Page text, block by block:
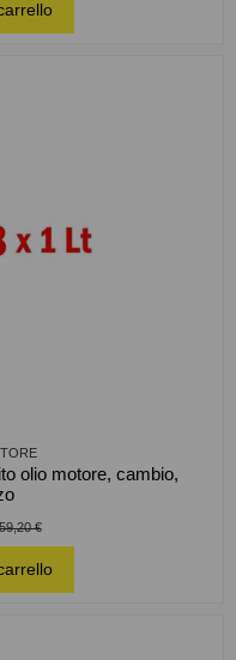
olio motore, cambio,
€